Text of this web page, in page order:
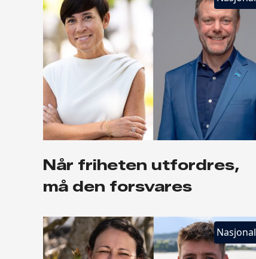
Når friheten utfordres,
må den forsvares
Nasjonal